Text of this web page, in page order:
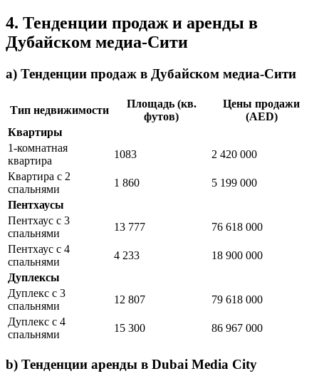
4. Тенденции продаж и аренды в
Дубайском медиа-Сити
а) Тенденции продаж в Дубайском медиа-Сити
Тип недвижимости
Площадь (кв.
футов)
Цены продажи
(AED)
Квартиры
1-комнатная
квартира
1083
2 420 000
Квартира с 2
спальнями
1 860
5 199 000
Пентхаусы
Пентхаус с 3
спальнями
13 777
76 618 000
Пентхаус с 4
спальнями
4 233
18 900 000
Дуплексы
Дуплекс с 3
спальнями
12 807
79 618 000
Дуплекс с 4
спальнями
15 300 86 967 000
b) Тенденции аренды в Dubai Media City